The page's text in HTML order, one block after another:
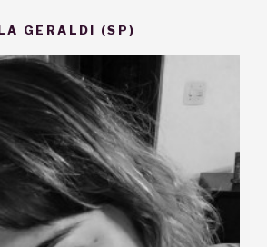
GERALDI (SP)